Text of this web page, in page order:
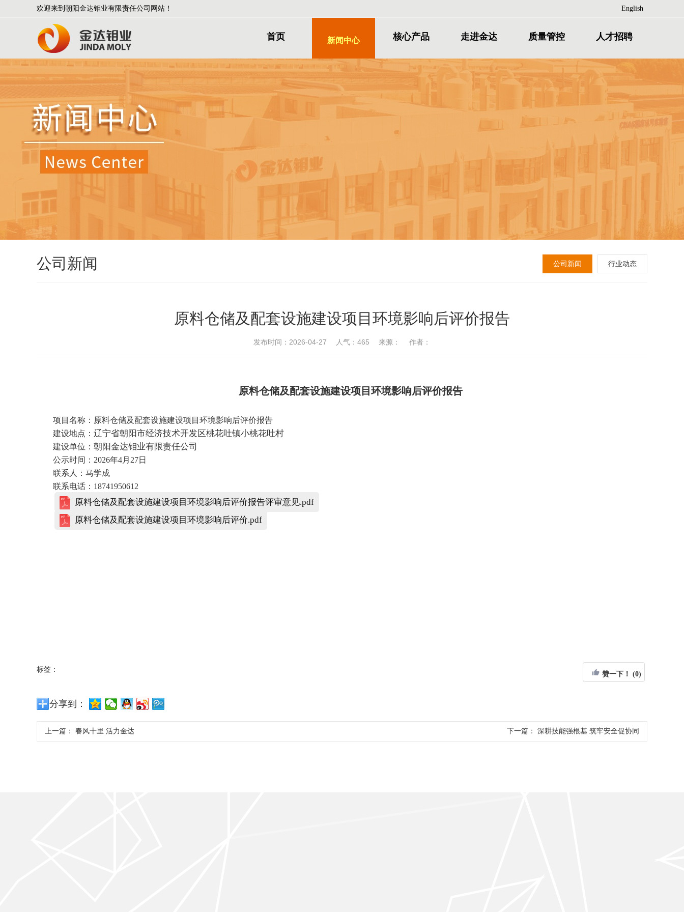
欢迎来到朝阳金达钼业有限责任公司网站！ English
首页 新闻中心 核心产品 走进金达 质量管控 人才招聘
公司新闻 公司新闻 行业动态
原料仓储及配套设施建设项目环境影响后评价报告
发布时间：2026-04-27 人气：465 来源： 作者：
原料仓储及配套设施建设项目环境影响后评价报告
项目名称 ： 原料仓储及配套设施建设项目 环境影响后评价报告
建设地点： 辽宁省朝阳市经济技术开发区桃花吐镇小桃花吐村
建设单位： 朝阳金达钼业有限责任公司
公示时间： 2026年4月 27日
联系人：马学成
联系电话： 18741950612
原料仓储及配套设施建设项目环境影响后评价报告评审意见.pdf
原料仓储及配套设施建设项目环境影响后评价.pdf
标签：
赞一下！ (0)
分享到：
上一篇： 春风十里 活力金达 下一篇： 深耕技能强根基 筑牢安全促协同